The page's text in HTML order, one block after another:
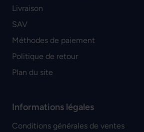
Livraison
SAV
Méthodes de paiement
Politique de retour
Plan du site
Informations légales
Conditions générales de ventes